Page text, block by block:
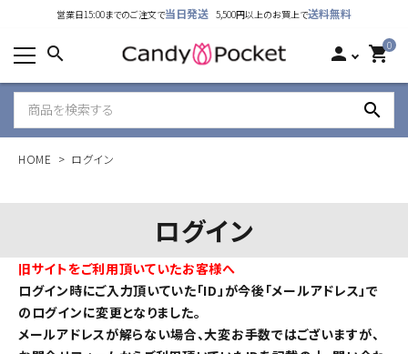
営業日15:00までのご注文で当日発送 5,500円以上のお買上で送料無料
search person 0
shopping_cart
search
HOME ログイン
カテゴリーから探す
ランキング
新着商品
ご利用ガイド
特定商取引法表示について
個人情報取り扱いについて
お問い合わせ
公式LINE
ログイン
旧サイトをご利用頂いていたお客様へ
ログイン時にご入力頂いていた「ID」が今後「メールアドレス」で
のログインに変更となりました。
メールアドレスが解らない場合、大変お手数ではございますが、